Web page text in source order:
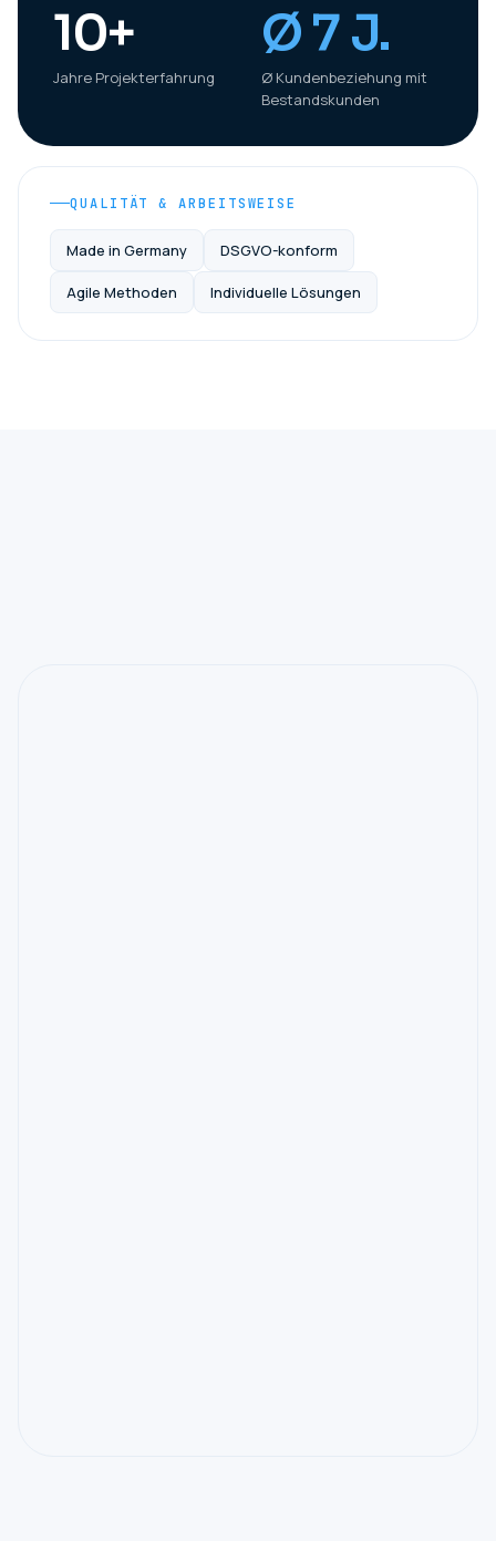
10+
Jahre Projekt­erfahrung
Ø 7 J.
Ø Kundenbeziehung mit
Bestandskunden
QUALITÄT & ARBEITSWEISE
Made in Germany DSGVO-konform
Agile Methoden Individuelle Lösungen